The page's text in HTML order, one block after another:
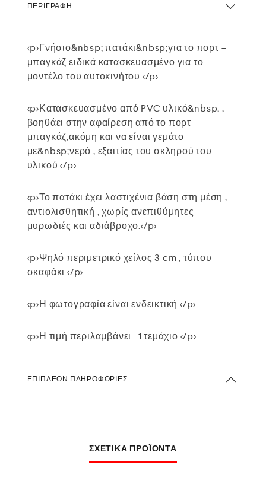
ΠΕΡΙΓΡΑΦΉ
<p>Γνήσιο&nbsp; πατάκι&nbsp;για το πορτ –
μπαγκάζ ειδικά κατασκευασμένο για το
μοντέλο του αυτοκινήτου.</p>
<p>Κατασκευασμένο από PVC υλικό&nbsp; ,
βοηθάει στην αφαίρεση από το πορτ-
μπαγκάζ,ακόμη και να είναι γεμάτο
με&nbsp;νερό , εξαιτίας του σκληρού του
υλικού.</p>
<p>Το πατάκι έχει λαστιχένια βάση στη μέση ,
αντιολισθητική , χωρίς ανεπιθύμητες
μυρωδιές και αδιάβροχο.</p>
<p>Ψηλό περιμετρικό χείλος 3 cm , τύπου
σκαφάκι.</p>
<p>Η φωτογραφία είναι ενδεικτική.</p>
<p>Η τιμή περιλαμβάνει : 1 τεμάχιο.</p>
ΕΠΙΠΛΈΟΝ ΠΛΗΡΟΦΟΡΊΕΣ
ΣΧΕΤΙΚΆ ΠΡΟΪΌΝΤΑ